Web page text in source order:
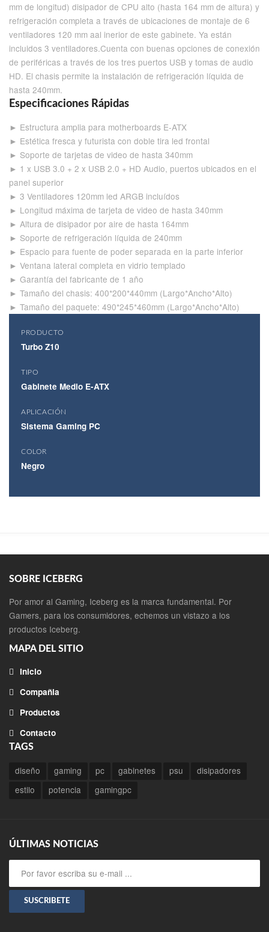
mm de longitud) disipador de CPU alto (hasta 164 mm de altura) y
refrigeración completa a través de ubicaciones de montaje de 6
ventiladores 120 mm aal inerior de este gabinete. Ya están
incluidos 3 ventiladores.Cuenta con buenas opciones de conexión
de periféricas a través de los tres puertos USB y tomas de audio
HD. El chasis permite la instalación de refrigeración líquida de
hasta 240mm.
Especificaciones Rápidas
► Estructura amplia para motherboards E-ATX
► Estética fresca y futurista con doble tira led frontal
► Soporte de tarjetas de video de hasta 340mm
► 1 x USB 3.0 + 2 x USB 2.0 + HD Audio, puertos ubicados en el
panel superior
► 3 Ventiladores 120mm led ARGB incluídos
► Longitud máxima de tarjeta de video de hasta 340mm
► Altura de disipador por aire de hasta 164mm
► Soporte de refrigeración líquida de 240mm
► Espacio para fuente de poder separada en la parte inferior
► Ventana lateral completa en vidrio templado
► Garantía del fabricante de 1 año
► Tamaño del chasis: 400*200*440mm (Largo*Ancho*Alto)
► Tamaño del paquete: 490*245*460mm (Largo*Ancho*Alto)
PRODUCTO
Turbo Z10
TIPO
Gabinete Medio E-ATX
APLICACIÓN
Sistema Gaming PC
COLOR
Negro
SOBRE ICEBERG
Por amor al Gaming, Iceberg es la marca fundamental. Por
Gamers, para los consumidores, echemos un vistazo a los
productos Iceberg.
MAPA DEL SITIO
Inicio
Compañia
Productos
Contacto
TAGS
diseño gaming pc gabinetes psu
disipadores
estilo
potencia gamingpc
ÚLTIMAS NOTICIAS
SUSCRIBETE